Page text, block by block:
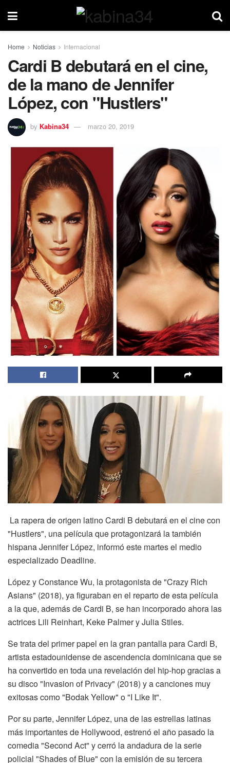
Home Noticias Internacional
Cardi B debutará en el cine,
de la mano de Jennifer
López, con "Hustlers"
by Kabina34 marzo 20, 2019
La rapera de origen latino Cardi B debutará en el cine con
"Hustlers", una película que protagonizará la también
hispana Jennifer López, informó este martes el medio
especializado Deadline.
López y Constance Wu, la protagonista de "Crazy Rich
Asians" (2018), ya figuraban en el reparto de esta película
a la que, además de Cardi B, se han incorporado ahora las
actrices Lili Reinhart, Keke Palmer y Julia Stiles.
Se trata del primer papel en la gran pantalla para Cardi B,
artista estadounidense de ascendencia dominicana que se
ha convertido en toda una revelación del hip-hop gracias a
su disco "Invasion of Privacy" (2018) y a canciones muy
exitosas como "Bodak Yellow" o "I Like It".
Por su parte, Jennifer López, una de las estrellas latinas
más importantes de Hollywood, estrenó el año pasado la
comedia "Second Act" y cerró la andadura de la serie
policial "Shades of Blue" con la emisión de su tercera